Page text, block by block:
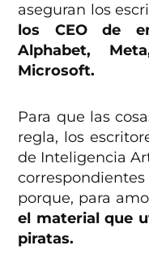
aseguran los
los CEO de
Alphabet,
Microsoft.
Para que las
regla, los
de Inteligencia
porque, para
el material que
piratas.